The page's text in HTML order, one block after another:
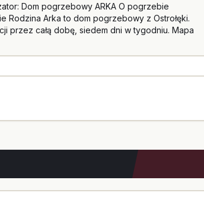
Dom pogrzebowy ARKA O pogrzebie
Rodzina Arka to dom pogrzebowy z Ostrołęki.
przez całą dobę, siedem dni w tygodniu. Mapa